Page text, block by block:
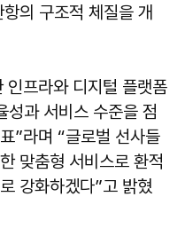
의 구조적 체질을 개
인프라와 디지털 플랫폼
성과 서비스 수준을 점
”라며 “글로벌 선사들
맞춤형 서비스로 환적
강화하겠다”고 밝혔